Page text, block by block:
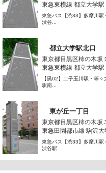
東急東横線 都立大学駅
東急バス【渋33】多摩川駅
渋谷...
都立大学駅北口
東京都目黒区柿の木坂
東急東横線 都立大学駅
【黒02】二子玉川駅・等
駅南...
東が丘一丁目
東京都目黒区柿の木坂
東急田園都市線 駒沢大
東急バス【渋33】多摩川駅
渋谷駅